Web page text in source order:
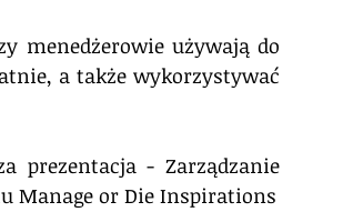
menedżerowie używają do
a także wykorzystywać
prezentacja - Zarządzanie